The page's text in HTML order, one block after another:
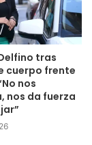
tras
cuerpo frente
nos
nos da fuerza